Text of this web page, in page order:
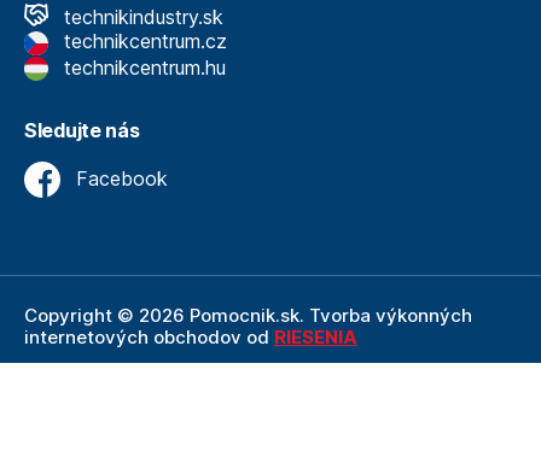
technikindustry.sk
technikcentrum.cz
technikcentrum.hu
Sledujte nás
Facebook
Copyright © 2026 Pomocnik.sk. Tvorba výkonných
internetových obchodov od RIESENIA